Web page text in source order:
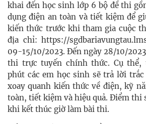
khai đến học sinh lớp 6 bộ đề thi
dụng điện an toàn và tiết kiệm để
kiến thức trước khi tham gia cuộc
địa chỉ: https://
09-15/10/2023. Đến ngày 28/10/
thi trực tuyến chính thức. Cụ thể,
phút các em học sinh sẽ trả lời
xoay quanh kiến thức về điện, kỹ
toàn, tiết kiệm và hiệu quả. Điểm thi
khi kết thúc giờ làm bài thi.